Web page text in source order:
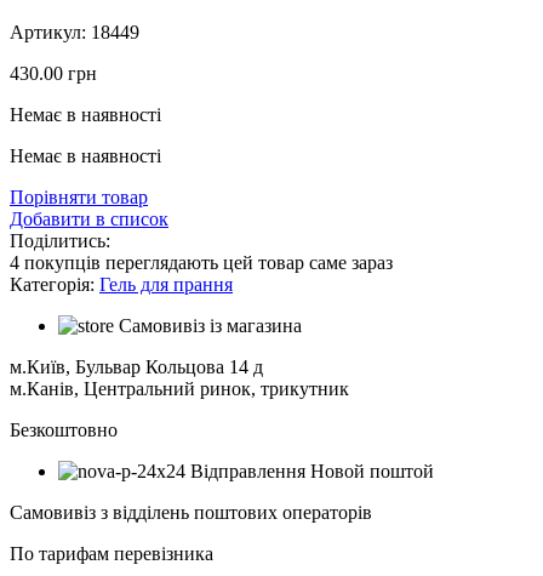
Артикул: 18449
430.00 грн
Немає в наявності
Немає в наявності
Порівняти товар
Добавити в список
Поділитись:
4 покупців переглядають цей товар саме зараз
Категорія: Гель для прання
Самовивіз із магазина
м.Київ, Бульвар Кольцова 14 д
м.Канів, Центральний ринок, трикутник
Безкоштовно
Відправлення Новой поштой
Самовивіз з відділень поштових операторів
По тарифам перевізника